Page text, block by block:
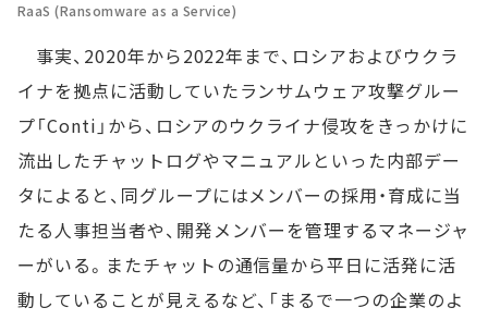
RaaS (Ransomware as a Service)
事実、2020年から2022年まで、ロシアおよびウクラ
イナを拠点に活動していたランサムウェア攻撃グルー
プ「Conti」から、ロシアのウクライナ侵攻をきっかけに
流出したチャットログやマニュアルといった内部デー
タによると、同グループにはメンバーの採用・育成に当
たる人事担当者や、開発メンバーを管理するマネージャ
ーがいる。またチャットの通信量から平日に活発に活
動していることが見えるなど、「まるで一つの企業のよ